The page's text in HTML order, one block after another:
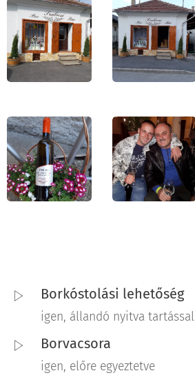
Borkóstolási lehetőség
igen, állandó nyitva tartással
Borvacsora
igen, előre egyeztetve